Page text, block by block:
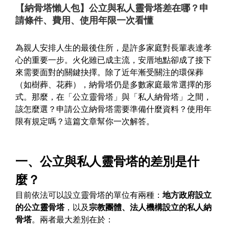
【納骨塔懶人包】公立與私人靈骨塔差在哪？申
請條件、費用、使用年限一次看懂
為親人安排人生的最後住所，是許多家庭對長輩表達孝
心的重要一步。火化雖已成主流，安厝地點卻成了接下
來需要面對的關鍵抉擇。除了近年漸受關注的環保葬
（如樹葬、花葬），納骨塔仍是多數家庭最常選擇的形
式。那麼，在「公立靈骨塔」與「私人納骨塔」之間，
該怎麼選？申請公立納骨塔需要準備什麼資料？使用年
限有規定嗎？這篇文章幫你一次解答。
一、公立與私人靈骨塔的差別是什
麼？
目前依法可以設立靈骨塔的單位有兩種：地方政府設立
的公立靈骨塔，以及宗教團體、法人機構設立的私人納
骨塔。兩者最大差別在於：